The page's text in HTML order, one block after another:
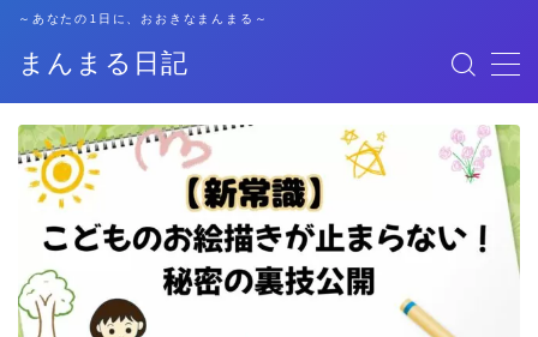
まんまる日記
～あなたの1日に、おおきなまんまる～
格安SIM
暮らし
資格勉強